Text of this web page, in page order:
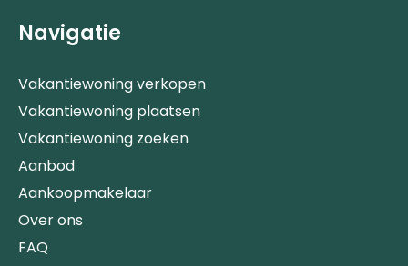
Navigatie
Vakantiewoning verkopen
Vakantiewoning plaatsen
Vakantiewoning zoeken
Aanbod
Aankoopmakelaar
Over ons
FAQ